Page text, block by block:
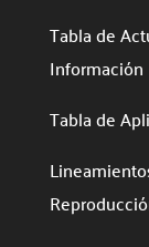
Tabla de
Información
Tabla de